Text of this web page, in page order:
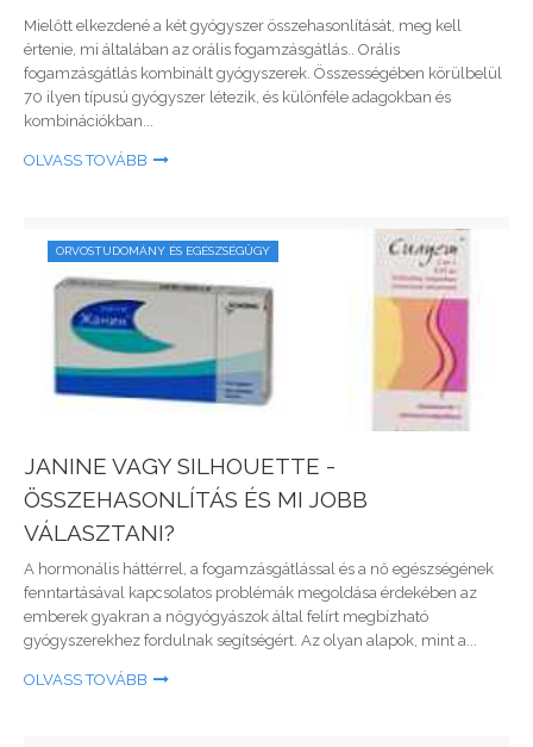
Mielőtt elkezdené a két gyógyszer összehasonlítását, meg kell
értenie, mi általában az orális fogamzásgátlás.. Orális
fogamzásgátlás kombinált gyógyszerek. Összességében körülbelül
70 ilyen típusú gyógyszer létezik, és különféle adagokban és
kombinációkban...
OLVASS TOVÁBB
ORVOSTUDOMÁNY ÉS EGÉSZSÉGÜGY
JANINE VAGY SILHOUETTE -
ÖSSZEHASONLÍTÁS ÉS MI JOBB
VÁLASZTANI?
A hormonális háttérrel, a fogamzásgátlással és a nő egészségének
fenntartásával kapcsolatos problémák megoldása érdekében az
emberek gyakran a nőgyógyászok által felírt megbízható
gyógyszerekhez fordulnak segítségért. Az olyan alapok, mint a...
OLVASS TOVÁBB